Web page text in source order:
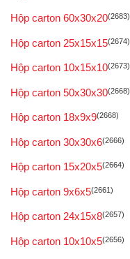
Hộp carton 60x30x20(2683)
Hộp carton 25x15x15(2674)
Hộp carton 10x15x10(2673)
Hộp carton 50x30x30(2668)
Hộp carton 18x9x9(2668)
Hộp carton 30x30x6(2666)
Hộp carton 15x20x5(2664)
Hộp carton 9x6x5(2661)
Hộp carton 24x15x8(2657)
Hộp carton 10x10x5(2656)